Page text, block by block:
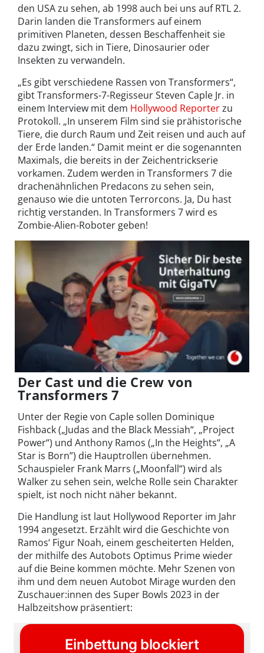
den USA zu sehen, ab 1998 auch bei uns auf RTL 2.
Darin landen die Transformers auf einem
primitiven Planeten, dessen Beschaffenheit sie
dazu zwingt, sich in Tiere, Dinosaurier oder
Insekten zu verwandeln.
„Es gibt verschiedene Rassen von Transformers“,
gibt Transformers-7-Regisseur Steven Caple Jr. in
einem Interview mit dem Hollywood Reporterzu
Protokoll. „In unserem Film sind sie prähistorische
Tiere, die durch Raum und Zeit reisen und auch auf
der Erde landen.“ Damit meint er die sogenannten
Maximals, die bereits in der Zeichentrickserie
vorkamen. Zudem werden in Transformers 7 die
drachenähnlichen Predacons zu sehen sein,
genauso wie die untoten Terrorcons. Ja, Du hast
richtig verstanden. In Transformers 7 wird es
Zombie-Alien-Roboter geben!
Der Cast und die Crew von
Transformers 7
Unter der Regie von Caple sollen Dominique
Fishback („Judas and the Black Messiah“, „Project
Power“) und Anthony Ramos („In the Heights“, „A
Star is Born”) die Hauptrollen übernehmen.
Schauspieler Frank Marrs („Moonfall“) wird als
Walker zu sehen sein, welche Rolle sein Charakter
spielt, ist noch nicht näher bekannt.
Die Handlung ist laut Hollywood Reporter im Jahr
1994 angesetzt. Erzählt wird die Geschichte von
Ramos‘ Figur Noah, einem gescheiterten Helden,
der mithilfe des Autobots Optimus Prime wieder
auf die Beine kommen möchte. Mehr Szenen von
ihm und dem neuen Autobot Mirage wurden den
Zuschauer:innen des Super Bowls 2023 in der
Halbzeitshow präsentiert: